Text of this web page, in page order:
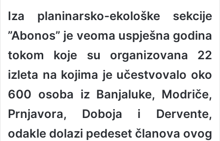
n
a
m
i
Iza planinarsko-ekološke sekcije
”Abonos” je veoma uspješna godina
tokom koje su organizovana 22
izleta na kojima je učestvovalo oko
600 osoba iz Banjaluke, Modriče,
Prnjavora, Doboja i Dervente,
odakle dolazi pedeset članova ovog